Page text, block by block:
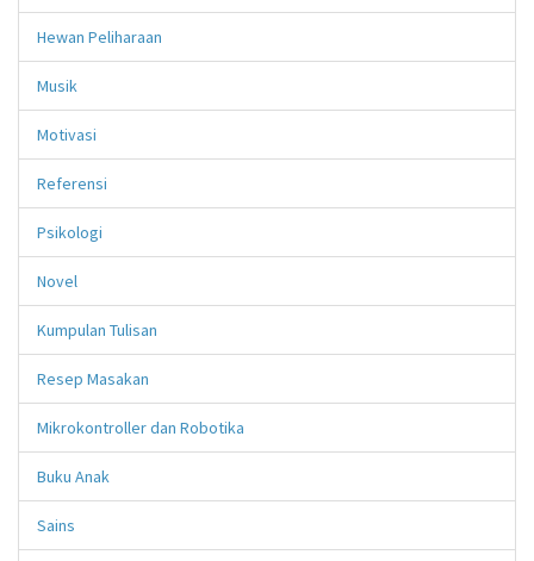
Hewan Peliharaan
Musik
Motivasi
Referensi
Psikologi
Novel
Kumpulan Tulisan
Resep Masakan
Mikrokontroller dan Robotika
Buku Anak
Sains